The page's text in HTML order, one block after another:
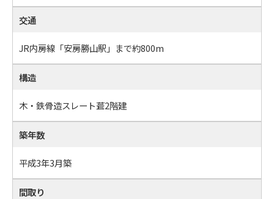
交通
JR内房線「安房勝山駅」まで約800m
構造
木・鉄骨造スレート葺2階建
築年数
平成3年3月築
間取り